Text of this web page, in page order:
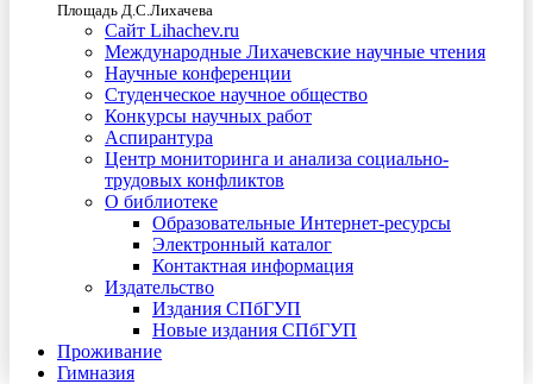
Площадь Д.С.Лихачева
Сайт Lihachev.ru
Международные Лихачевские научные чтения
Научные конференции
Студенческое научное общество
Конкурсы научных работ
Аспирантура
Центр мониторинга и анализа социально-
трудовых конфликтов
О библиотеке
Образовательные Интернет-ресурсы
Электронный каталог
Контактная информация
Издательство
Издания СПбГУП
Новые издания СПбГУП
Проживание
Гимназия